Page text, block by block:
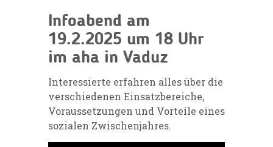
Infoabend am
19.2.2025 um 18 Uhr
im aha in Vaduz
Interessierte erfahren alles über die
verschiedenen Einsatzbereiche,
Voraussetzungen und Vorteile eines
sozialen Zwischenjahres.